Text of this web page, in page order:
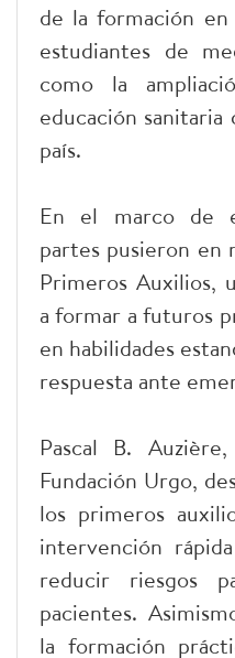
de la formación en
estudiantes de
como la
educación
país.
En el marco de
partes pusieron en
Primeros Auxilios,
a formar a futuros
en habilidades
respuesta ante
Pascal B.
Fundación Urgo,
los primeros
intervención
reducir riesgos
pacientes.
la formación